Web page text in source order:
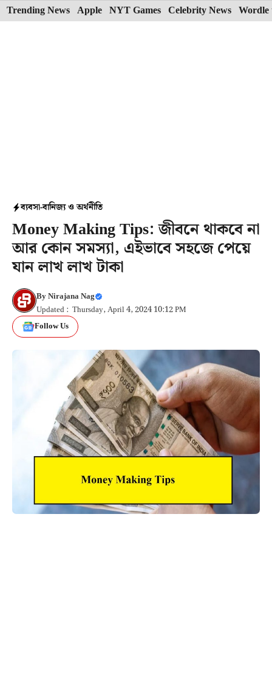
Skip
to
Trending News Apple NYT Games Celebrity News Wordle
ব্যবসা-বানিজ্য ও অর্থনীতি
Money Making Tips: জীবনে থাকবে না
আর কোন সমস্যা, এইভাবে সহজে পেয়ে
যান লাখ লাখ টাকা
ByNirajana Nag
Updated : Thursday, April 4, 2024 10:12 PM
Follow Us